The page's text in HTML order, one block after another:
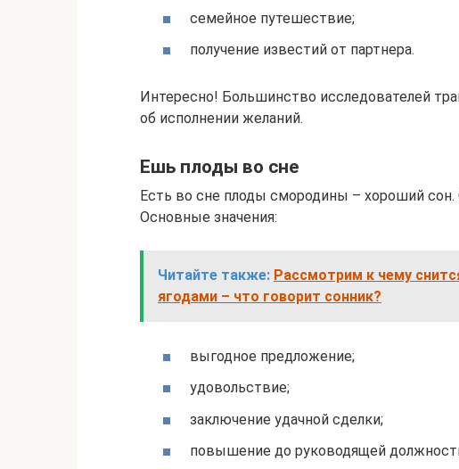
семейное путешествие;
получение известий от партнера.
Интересно! Большинство исследователей
об исполнении желаний.
Ешь плоды во сне
Есть во сне плоды смородины – хороший
Основные значения:
Читайте также: Рассмотрим к чему
ягодами – что говорит сонник?
выгодное предложение;
удовольствие;
заключение удачной сделки;
повышение до руководящей